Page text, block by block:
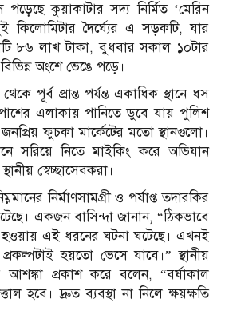
কুয়াকাটার সদ্য নির্মিত ‘মেরিন
কিলোমিটার দৈর্ঘ্যের এ সড়কটি, যার
৮৬ লাখ টাকা, বুধবার সকাল ১০টার
অংশে ভেঙে পড়ে।
পূর্ব প্রান্ত পর্যন্ত একাধিক স্থানে ধস
এলাকায় পানিতে ডুবে যায় পুলিশ
ফুচকা মার্কেটের মতো স্থানগুলো।
সরিয়ে নিতে মাইকিং করে অভিযান
স্বেচ্ছাসেবকরা।
নির্মাণসামগ্রী ও পর্যাপ্ত তদারকির
একজন বাসিন্দা জানান, “ঠিকভাবে
হওয়ায় এই ধরনের ঘটনা ঘটেছে। এখনই
হয়তো ভেসে যাবে।” স্থানীয়
প্রকাশ করে বলেন, “বর্ষাকাল
হবে। দ্রুত ব্যবস্থা না নিলে ক্ষয়ক্ষতি